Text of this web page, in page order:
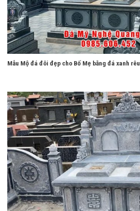
Mẫu Mộ đá đôi đẹp cho Bố Mẹ bằng đá xanh rêu